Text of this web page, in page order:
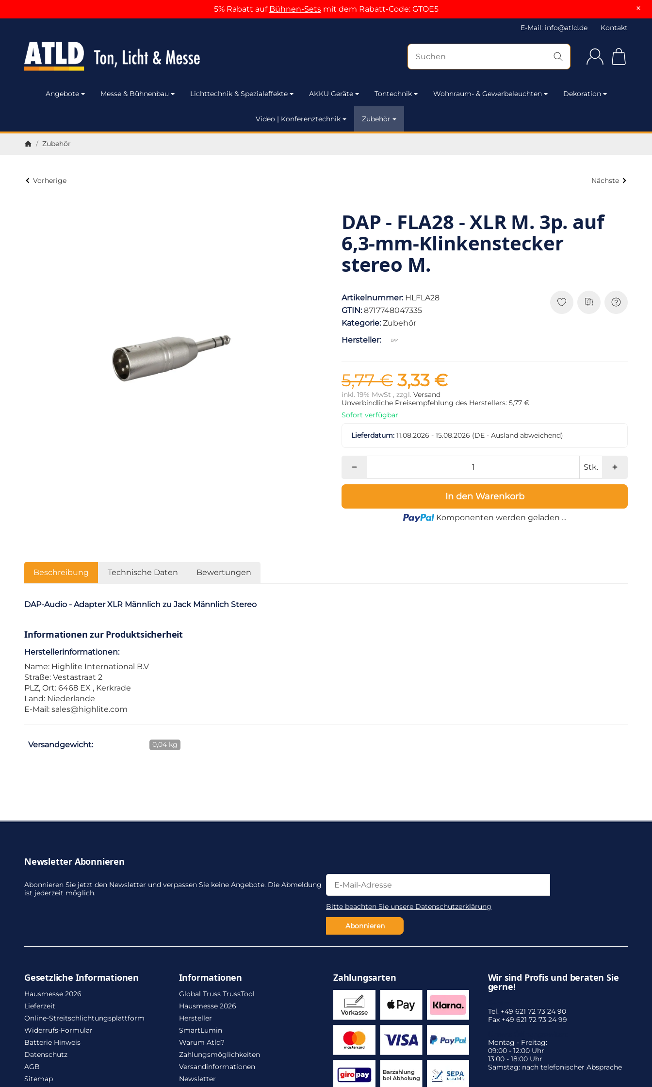
5% Rabatt auf Bühnen-Setsmit dem Rabatt-Code: GTOE5 ×
E-Mail: info@atld.de Kontakt
Angebote Messe & Bühnenbau Lichttechnik & Spezialeffekte AKKU Geräte Tontechnik Wohnraum- & Gewerbeleuchten Dekoration
Video | Konferenztechnik Zubehör
/ Zubehör
Vorherige Nächste
DAP - FLA28 - XLR M. 3p. auf
6,3-mm-Klinkenstecker
stereo M.
Artikelnummer: HLFLA28
GTIN:8717748047335
Kategorie:Zubehör
Hersteller:
5,77 € 3,33 €
inkl. 19% MwSt , zzgl. Versand
Unverbindliche Preisempfehlung des Herstellers: 5,77 €
Sofort verfügbar
Lieferdatum: 11.08.2026 - 15.08.2026 (DE - Ausland abweichend)
Stk.
In den Warenkorb
Loading...
Komponenten werden geladen ...
Beschreibung Technische Daten Bewertungen
DAP-Audio - Adapter XLR Männlich zu Jack Männlich Stereo
Informationen zur Produktsicherheit
Herstellerinformationen:
Name: Highlite International B.V
Straße: Vestastraat 2
PLZ, Ort: 6468 EX , Kerkrade
Land: Niederlande
E-Mail: sales@highlite.com
Versandgewicht: 0,04 kg
Gesetzliche Informationen
Hausmesse 2026
Lieferzeit
Online-Streitschlichtungsplattform
Widerrufs-Formular
Batterie Hinweis
Datenschutz
AGB
Sitemap
Informationen
Global Truss TrussTool
Hausmesse 2026
Hersteller
SmartLumin
Warum Atld?
Zahlungsmöglichkeiten
Versandinformationen
Newsletter
Zahlungsarten Wir sind Profis und beraten Sie
gerne!
Tel. +49 621 72 73 24 90
Fax +49 621 72 73 24 99
Montag - Freitag:
09:00 - 12:00 Uhr
13:00 - 18:00 Uhr
Samstag: nach telefonischer Absprache
Newsletter Abonnieren
Abonnieren Sie jetzt den Newsletter und verpassen Sie keine Angebote. Die Abmeldung
ist jederzeit möglich.
Newsletter Abonnieren
Newsletter Abonnieren
Bitte beachten Sie unsere Datenschutzerklärung
Abonnieren